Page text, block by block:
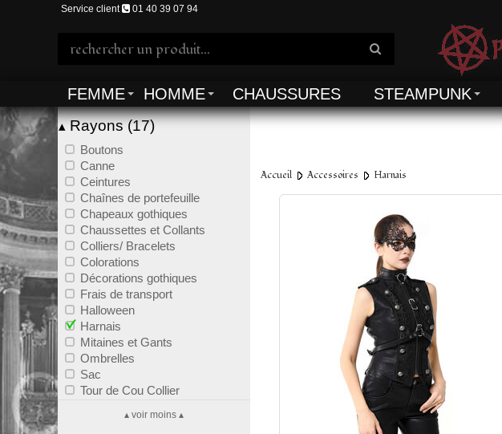
Service client 01 40 39 07 94
FEMME HOMME CHAUSSURES STEAMPUNK
▴Rayons (17)
Boutons
Canne
Ceintures
Chaînes de portefeuille
Chapeaux gothiques
Chaussettes et Collants
Colliers/ Bracelets
Colorations
Décorations gothiques
Frais de transport
Halloween
Harnais
Mitaines et Gants
Ombrelles
Sac
Tour de Cou Collier
▴ voir moins ▴
Accueil Accessoires Harnais